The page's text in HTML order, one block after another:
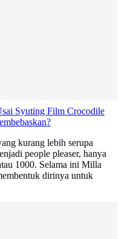
Syuting Film Crocodile
kurang lebih serupa
people pleaser, hanya
1000. Selama ini Milla
dirinya untuk